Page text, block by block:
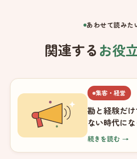
あわせて読みた
関連する お役
集客・経営
勘と経験だ
ない時代に
続きを読む →